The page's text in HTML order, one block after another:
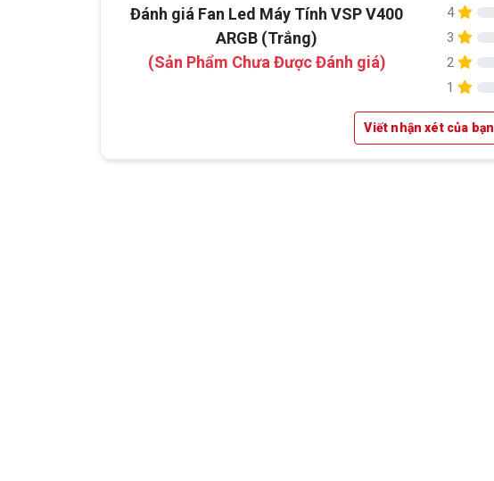
Đánh giá Fan Led Máy Tính VSP V400
ARGB (Trắng)
(Sản Phẩm Chưa Được Đánh giá)
4
3
2
1
Viết nhận xét của bạn